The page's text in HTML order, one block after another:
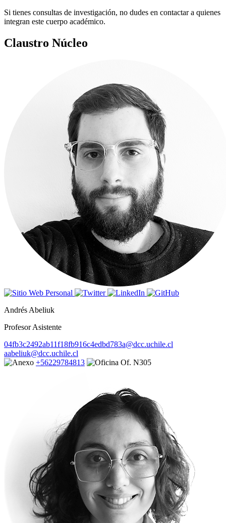
Si tienes consultas de investigación, no dudes en contactar a quienes
integran este cuerpo académico.
Claustro Núcleo
Andrés Abeliuk
Profesor Asistente
04fb3c2492ab11f18fb916c4edbd783a@dcc.uchile.cl
aabeliuk@dcc.uchile.cl
+56229784813
Of. N305